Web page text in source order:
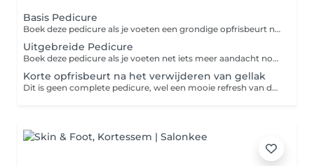
Basis Pedicure
Boek deze pedicure als je voeten een grondige opfrisbeurt nodig hebben. Maar wanneer je niet zo zeer last hebt van meerdere eeltpitten, veel eelt, kloven,
Uitgebreide Pedicure
Boek deze pedicure als je voeten net iets meer aandacht nodig hebben. Last van kloven, eelt, droge huid, eksterogen,? We maken er komaf mee! Graag een supplement erbij? - droge voeten/kloven: voeg gerust een scrub en/of masker toe
Korte opfrisbeurt na het verwijderen van gellak
Dit is geen complete pedicure, wel een mooie refresh van de nagels na het verwijderen van de gellak.